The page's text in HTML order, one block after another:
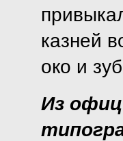
казней
око и
Из